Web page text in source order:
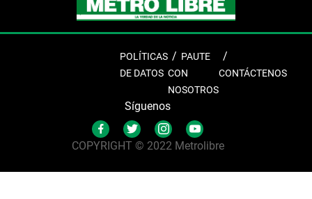
POLÍTICAS
DE DATOS
PAUTE
CON
NOSOTROS
CONTÁCTENOS
Síguenos
COPYRIGHT © 2022 Metrolibre